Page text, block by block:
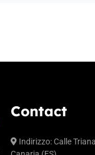
Contact
Indirizzo: Calle